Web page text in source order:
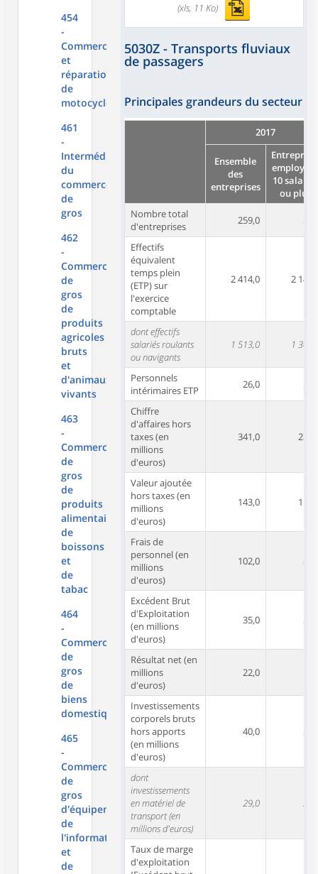
454
-
Commerce
et
réparation
de
motocycles
461
-
Intermédiaires
du
commerce
de
gros
462
-
Commerce
de
gros
de
produits
agricoles
bruts
et
d'animaux
vivants
463
-
Commerce
de
gros
de
produits
alimentaires,
de
boissons
et
de
tabac
464
-
Commerce
de
gros
de
biens
domestiques
465
-
Commerce
de
gros
d'équipements
de
l'information
et
de
(xls, 11 Ko)
5030Z - Transports fluviaux
de passagers
Principales grandeurs du secteur
2017
Ensemble
des
entreprises
10
ou plus
Nombre total
d'entreprises
259,0
Effectifs
équivalent
temps plein
(ETP) sur
l'exercice
comptable
2 414,0 2
dont effectifs
salariés roulants
ou navigants
1 513,0 1
Personnels
intérimaires ETP
26,0
Chiffre
d'affaires hors
taxes (en
millions
d'euros)
341,0
Valeur ajoutée
hors taxes (en
millions
d'euros)
143,0
Frais de
personnel (en
millions
d'euros)
102,0
Excédent Brut
d'Exploitation
(en millions
d'euros)
35,0
Résultat net (en
millions
d'euros)
22,0
Investissements
corporels bruts
hors apports
(en millions
d'euros)
40,0
dont
investissements
en matériel de
transport (en
millions d'euros)
29,0
Taux de marge
d'exploitation